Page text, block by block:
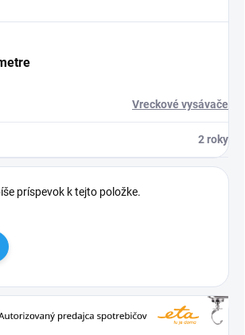
Vreckové vysávače
2 roky
príspevok k tejto položke.